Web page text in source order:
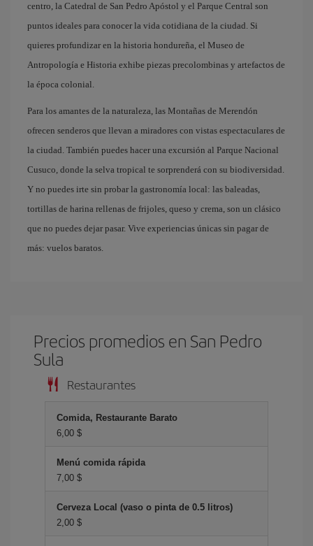
centro, la Catedral de San Pedro Apóstol y el Parque Central son
puntos ideales para conocer la vida cotidiana de la ciudad. Si
quieres profundizar en la historia hondureña, el Museo de
Antropología e Historia exhibe piezas precolombinas y artefactos de
la época colonial.
Para los amantes de la naturaleza, las Montañas de Merendón
ofrecen senderos que llevan a miradores con vistas espectaculares de
la ciudad. También puedes hacer una excursión al Parque Nacional
Cusuco, donde la selva tropical te sorprenderá con su biodiversidad.
Y no puedes irte sin probar la gastronomía local: las baleadas,
tortillas de harina rellenas de frijoles, queso y crema, son un clásico
que no puedes dejar pasar. Vive experiencias únicas sin pagar de
más: vuelos baratos.
Precios promedios en San Pedro
Sula
Restaurantes
Comida, Restaurante Barato
6,00 $
Menú comida rápida
7,00 $
Cerveza Local (vaso o pinta de 0.5 litros)
2,00 $